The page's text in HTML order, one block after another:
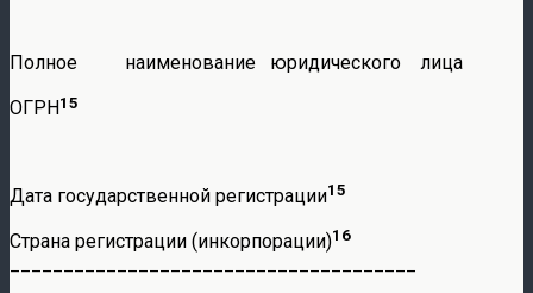
Полное наименование юридического лица
ОГРН 15
Дата государственной регистрации15
Страна регистрации (инкорпорации)16